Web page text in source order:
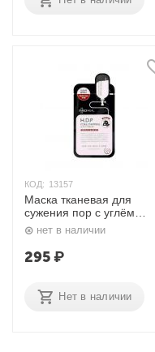
КОД: 13157
Маска тканевая для
сужения пор с углём
H.D.P Pore-Stamping
Charcoal-mineral Mask 35
гр. Mediheal
нет в наличии
295₽
Нет в наличии